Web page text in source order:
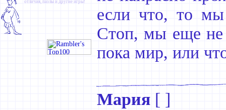
отличия, пазлы и другие игры!
если что, то
Стоп, мы еще не
пока мир, или
Мария [ ]